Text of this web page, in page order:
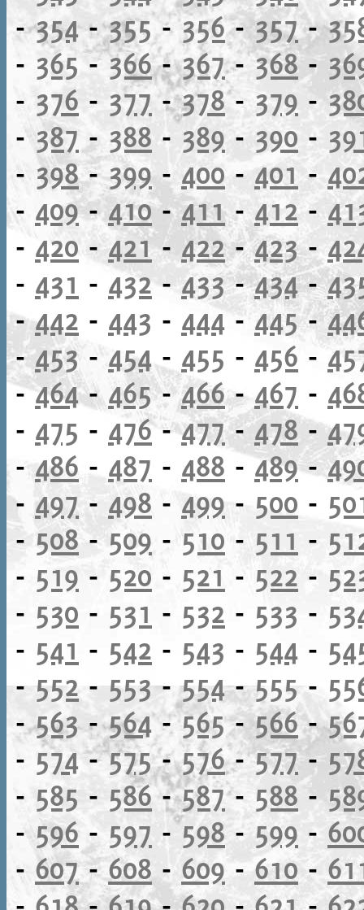
-354-355-356-357-
- 365-366-367-368-
- 376 - 377-378- 379 -
-387 -388 - 389 - 390 -
- 398-399-400 - 401 -
- 409-410-411- 412-
- 420 -421- 422-423-
- 431 - 432-433-434-
-442 - 443 - 444- 445-
-453-454- 455 - 456 -
-464-465-466-467 -
- 475 - 476-477-478-
-486 - 487 - 488 -489-
- 497 -498 - 499- 500 -
- 508-509 - 510 - 511 -
- 519 - 520 - 521 - 522 -
- 530 - 531 - 532 - 533 -
- 541 - 542 - 543 - 544 -
-552 -553-554-555-
-563-564-565-566-
- 574-575-576-577-
- 585 - 586-587- 588 -
- 596 -597 -598 - 599 -
- 607-608 -609-610 -